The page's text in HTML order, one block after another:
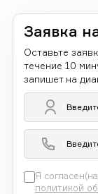
Заявка
Оставьте
течение 10
запишет на
Я
политикой